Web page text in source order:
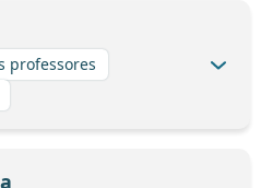
professores